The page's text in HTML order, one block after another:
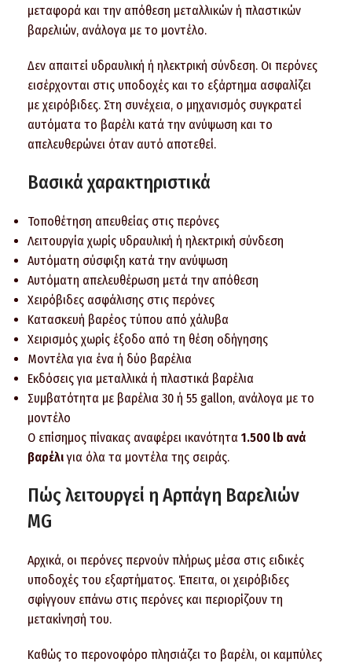
μεταφορά και την απόθεση μεταλλικών ή πλαστικών
βαρελιών, ανάλογα με το μοντέλο.
Δεν απαιτεί υδραυλική ή ηλεκτρική σύνδεση. Οι περόνες
εισέρχονται στις υποδοχές και το εξάρτημα ασφαλίζει
με χειρόβιδες. Στη συνέχεια, ο μηχανισμός συγκρατεί
αυτόματα το βαρέλι κατά την ανύψωση και το
απελευθερώνει όταν αυτό αποτεθεί.
Βασικά χαρακτηριστικά
Τοποθέτηση απευθείας στις περόνες
Λειτουργία χωρίς υδραυλική ή ηλεκτρική σύνδεση
Αυτόματη σύσφιξη κατά την ανύψωση
Αυτόματη απελευθέρωση μετά την απόθεση
Χειρόβιδες ασφάλισης στις περόνες
Κατασκευή βαρέος τύπου από χάλυβα
Χειρισμός χωρίς έξοδο από τη θέση οδήγησης
Μοντέλα για ένα ή δύο βαρέλια
Εκδόσεις για μεταλλικά ή πλαστικά βαρέλια
Συμβατότητα με βαρέλια 30 ή 55 gallon, ανάλογα με το
μοντέλο
Ο επίσημος πίνακας αναφέρει ικανότητα 1.500 lb ανά
βαρέλιγια όλα τα μοντέλα της σειράς.
Πώς λειτουργεί η Αρπάγη Βαρελιών
MG
Αρχικά, οι περόνες περνούν πλήρως μέσα στις ειδικές
υποδοχές του εξαρτήματος. Έπειτα, οι χειρόβιδες
σφίγγουν επάνω στις περόνες και περιορίζουν τη
μετακίνησή του.
Καθώς το περονοφόρο πλησιάζει το βαρέλι, οι καμπύλες